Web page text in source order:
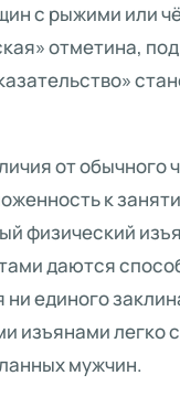
с рыжими или
отметина,
от обычного
к
физический
даются
единого
изъянами легко
мужчин.